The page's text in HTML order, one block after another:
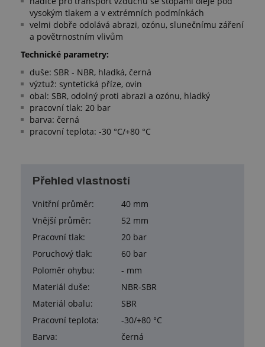
vysokým tlakem a v extrémních podmínkách
velmi dobře odolává abrazi, ozónu, slunečnímu záření
a povětrnostním vlivům
Technické parametry:
duše: SBR - NBR, hladká, černá
výztuž: syntetická příze, ovin
obal: SBR, odolný proti abrazi a ozónu, hladký
pracovní tlak: 20 bar
barva: černá
pracovní teplota: -30 °C/+80 °C
Přehled vlastností
Vnitřní průměr:
40 mm
Vnější průměr:
52 mm
Pracovní tlak:
20 bar
Poruchový tlak:
60 bar
Poloměr ohybu:
- mm
Materiál duše:
NBR-SBR
Materiál obalu:
SBR
Pracovní teplota:
-30/+80 °C
Barva:
černá